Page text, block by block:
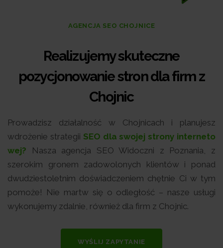
AGENCJA SEO CHOJNICE
Realizujemy skuteczne
pozycjonowanie stron dla firm z
Chojnic
Prowadzisz działalność w Chojnicach i planujesz
wdrożenie strategii SEO dla swojej strony interneto
wej? Nasza agencja SEO Widoczni z Poznania, z
szerokim gronem zadowolonych klientów i ponad
dwudziestoletnim doświadczeniem chętnie Ci w tym
pomoże! Nie martw się o odległość – nasze usługi
wykonujemy zdalnie, również dla firm z Chojnic.
WYŚLIJ ZAPYTANIE